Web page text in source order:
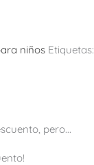
niños Etiquetas:
pero...